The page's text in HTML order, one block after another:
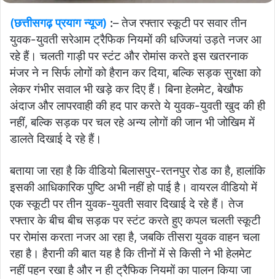
(छत्तीसगढ़ प्रयाग न्यूज) :– तेज रफ्तार स्कूटी पर सवार तीन
युवक-युवती सरेआम ट्रैफिक नियमों की धज्जियां उड़ते नजर आ
रहे हैं। चलती गाड़ी पर स्टंट और रोमांस करते इस खतरनाक
मंजर ने न सिर्फ लोगों को हैरान कर दिया, बल्कि सड़क सुरक्षा को
लेकर गंभीर सवाल भी खड़े कर दिए हैं। बिना हेलमेट, बेखौफ
अंदाज और लापरवाही की हद पार करते ये युवक-युवती खुद की ही
नहीं, बल्कि सड़क पर चल रहे अन्य लोगों की जान भी जोखिम में
डालते दिखाई दे रहे हैं।
बताया जा रहा है कि वीडियो बिलासपुर-रतनपुर रोड का है, हालांकि
इसकी आधिकारिक पुष्टि अभी नहीं हो पाई है। वायरल वीडियो में
एक स्कूटी पर तीन युवक-युवती सवार दिखाई दे रहे हैं। तेज
रफ्तार के बीच बीच सड़क पर स्टंट करते हुए कपल चलती स्कूटी
पर रोमांस करता नजर आ रहा है, जबकि तीसरा युवक वाहन चला
रहा है। हैरानी की बात यह है कि तीनों में से किसी ने भी हेलमेट
नहीं पहन रखा है और न ही ट्रैफिक नियमों का पालन किया जा